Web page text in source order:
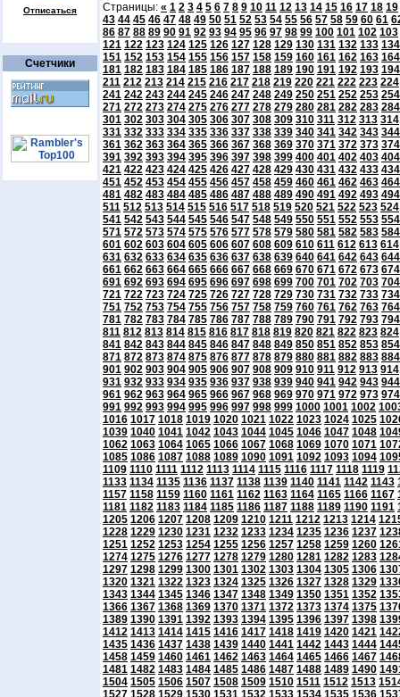
Отписаться
Счетчики
Страницы: « 1 2 3 4 5 6 7 8 9 10 11 12 13 14 15 16 17 18 19
43 44 45 46 47 48 49 50 51 52 53 54 55 56 57 58 59 60 61
86 87 88 89 90 91 92 93 94 95 96 97 98 99 100 101 102 103
121 122 123 124 125 126 127 128 129 130 131 132 133 134
151 152 153 154 155 156 157 158 159 160 161 162 163 164
181 182 183 184 185 186 187 188 189 190 191 192 193 194
211 212 213 214 215 216 217 218 219 220 221 222 223 224
241 242 243 244 245 246 247 248 249 250 251 252 253 254
271 272 273 274 275 276 277 278 279 280 281 282 283 284
301 302 303 304 305 306 307 308 309 310 311 312 313 314
331 332 333 334 335 336 337 338 339 340 341 342 343 344
361 362 363 364 365 366 367 368 369 370 371 372 373 374
391 392 393 394 395 396 397 398 399 400 401 402 403 404
421 422 423 424 425 426 427 428 429 430 431 432 433 434
451 452 453 454 455 456 457 458 459 460 461 462 463 464
481 482 483 484 485 486 487 488 489 490 491 492 493 494
511 512 513 514 515 516 517 518 519 520 521 522 523 524
541 542 543 544 545 546 547 548 549 550 551 552 553 554
571 572 573 574 575 576 577 578 579 580 581 582 583 584
601 602 603 604 605 606 607 608 609 610 611 612 613 614
631 632 633 634 635 636 637 638 639 640 641 642 643 644
661 662 663 664 665 666 667 668 669 670 671 672 673 674
691 692 693 694 695 696 697 698 699 700 701 702 703 704
721 722 723 724 725 726 727 728 729 730 731 732 733 734
751 752 753 754 755 756 757 758 759 760 761 762 763 764
781 782 783 784 785 786 787 788 789 790 791 792 793 794
811 812 813 814 815 816 817 818 819 820 821 822 823 824
841 842 843 844 845 846 847 848 849 850 851 852 853 854
871 872 873 874 875 876 877 878 879 880 881 882 883 884
901 902 903 904 905 906 907 908 909 910 911 912 913 914
931 932 933 934 935 936 937 938 939 940 941 942 943 944
961 962 963 964 965 966 967 968 969 970 971 972 973 974
991 992 993 994 995 996 997 998 999 1000 1001 1002
1016 1017 1018 1019 1020 1021 1022 1023 1024 1025
1039 1040 1041 1042 1043 1044 1045 1046 1047 1048
1062 1063 1064 1065 1066 1067 1068 1069 1070 1071
1085 1086 1087 1088 1089 1090 1091 1092 1093 1094
1109 1110 1111 1112 1113 1114 1115 1116 1117 1118 1119
1133 1134 1135 1136 1137 1138 1139 1140 1141 1142 1143
1157 1158 1159 1160 1161 1162 1163 1164 1165 1166 1167
1181 1182 1183 1184 1185 1186 1187 1188 1189 1190 1191
1205 1206 1207 1208 1209 1210 1211 1212 1213 1214
1228 1229 1230 1231 1232 1233 1234 1235 1236 1237
1251 1252 1253 1254 1255 1256 1257 1258 1259 1260
1274 1275 1276 1277 1278 1279 1280 1281 1282 1283
1297 1298 1299 1300 1301 1302 1303 1304 1305 1306
1320 1321 1322 1323 1324 1325 1326 1327 1328 1329
1343 1344 1345 1346 1347 1348 1349 1350 1351 1352
1366 1367 1368 1369 1370 1371 1372 1373 1374 1375
1389 1390 1391 1392 1393 1394 1395 1396 1397 1398
1412 1413 1414 1415 1416 1417 1418 1419 1420 1421
1435 1436 1437 1438 1439 1440 1441 1442 1443 1444
1458 1459 1460 1461 1462 1463 1464 1465 1466 1467
1481 1482 1483 1484 1485 1486 1487 1488 1489 1490
1504 1505 1506 1507 1508 1509 1510 1511 1512 1513
1527 1528 1529 1530 1531 1532 1533 1534 1535 1536